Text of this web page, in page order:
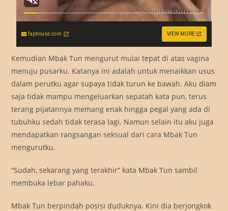
faphouse.com VIEW MORE
Kemudian Mbak Tun mengurut mulai tepat di atas vagina
menuju pusarku. Katanya ini adalah untuk menaikkan usus
dalam perutku agar supaya tidak turun ke bawah. Aku diam
saja tidak mampu mengeluarkan sepatah kata pun, terus
terang pijatannya memang enak hingga pegal yang ada di
tubuhku sedah tidak terasa lagi. Namun selain itu aku juga
mendapatkan rangsangan seksual dari cara Mbak Tun
mengurutku.
“Sudah, sekarang yang terakhir” kata Mbak Tun sambil
membuka lebar pahaku.
Mbak Tun berpindah posisi duduknya. Kini dia berjongkok